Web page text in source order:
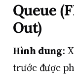
Queue
Out)
Hình dung:
trước được